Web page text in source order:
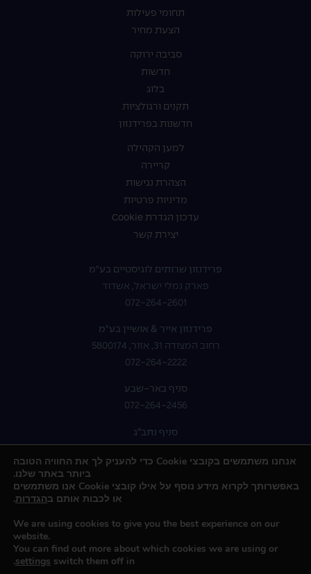
תחומי פעילות
הצעת מחיר
סביבה ירוקה
חדשות
בלוג
תקנים ורגולציות
חדשנות בפרידנזון
למען הקהילה
קריירה
הצהרת נגישות
מדיניות פרטיות
עדכון הגדרת Cookie
יצירת קשר
פרידנזון שרותים לוגיסטיים בע"מ
פארק נמלי ישראל, אשדוד
072-264-2601
פרידנזון אייר & אושיין בע"מ
רחוב המצודה 31, אזור, 5800174
072-264-2222
סניף באר-שבע
072-264-2456
סניף נתב”ג
אנחנו משתמשים בקובצי Cookie כדי להעניק לך את החוויה הטובה
ביותר באתר שלנו.
באפשרותך לקרוא מידע נוסף על אילו קובצי Cookie אנו משתמשים
או לכבות אותם בהגדרות.
We are using cookies to give you the best experience on our
website.
You can find out more about which cookies we are using or
switch them off in
settings
.